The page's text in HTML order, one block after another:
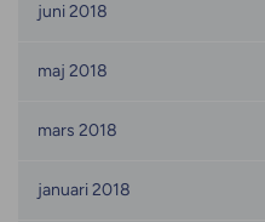
juni 2018
maj 2018
mars 2018
januari 2018